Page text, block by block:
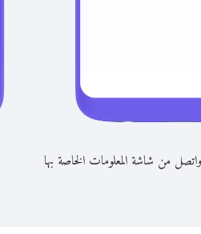
من شاشة المعلومات الخاصة بها